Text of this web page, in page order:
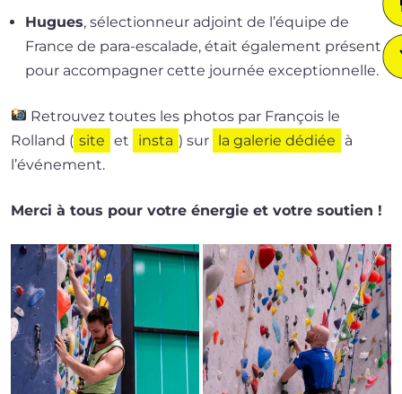
Hugues, sélec­tion­neur adjoint de l’équipe de
France de para-escalade, était éga­le­ment pré­sent
pour accom­pa­gner cette jour­née exceptionnelle.
Retrouvez toutes les pho­tos par François le
Rolland ( site et ins­ta ) sur la gale­rie dédiée
à
l’événement.
Merci à tous pour votre éner­gie et votre soutien !